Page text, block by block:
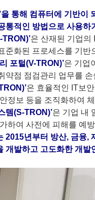
통해 컴퓨터에 기반이
통적인 방법으로 사용하
은 산재된 기업의
준화된 프로세스를 기
포털(V-TRON)’은 기업
약점 점검관리 업무를
은 효율적인 IT보
정보 등을 조직화하여
템(S-TRON)’은 기업 내
하여 사전에 피해를 예
2015년부터 방산, 금융,
개발하고 고도화한 개발